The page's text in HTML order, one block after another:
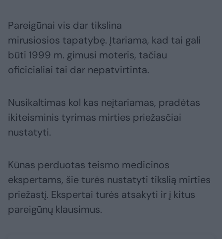
Pareigūnai vis dar tikslina
mirusiosios tapatybę. Įtariama, kad tai gali
būti 1999 m. gimusi moteris, tačiau
oficicialiai tai dar nepatvirtinta.
Nusikaltimas kol kas neįtariamas, pradėtas
ikiteisminis tyrimas mirties priežasčiai
nustatyti.
Kūnas perduotas teismo medicinos
ekspertams, šie turės nustatyti tikslią mirties
priežastį. Ekspertai turės atsakyti ir į kitus
pareigūnų klausimus.